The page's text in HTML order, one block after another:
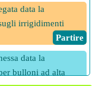
data la
irrigidimenti
​ Partire
data la
bulloni ad alta